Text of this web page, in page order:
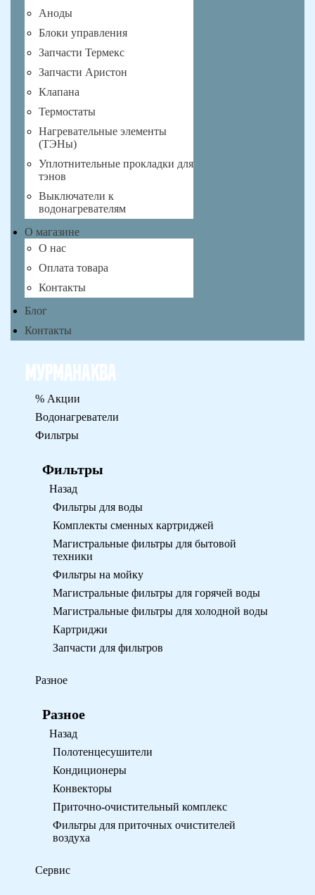
Аноды
Блоки управления
Запчасти Термекс
Запчасти Аристон
Клапана
Термостаты
Нагревательные элементы
(ТЭНы)
Уплотнительные прокладки для
тэнов
Выключатели к
водонагревателям
О магазине
О нас
Оплата товара
Контакты
Блог
Контакты
% Акции
Водонагреватели
Фильтры
Фильтры
Назад
Фильтры для воды
Комплекты сменных картриджей
Магистральные фильтры для бытовой
техники
Фильтры на мойку
Магистральные фильтры для горячей воды
Магистральные фильтры для холодной воды
Картриджи
Запчасти для фильтров
Разное
Разное
Назад
Полотенцесушители
Кондиционеры
Конвекторы
Приточно-очистительный комплекс
Фильтры для приточных очистителей
воздуха
Сервис